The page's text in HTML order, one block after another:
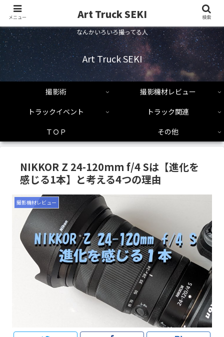
なんかいろいろ撮ってる人
Art Truck SEKI
撮影術
撮影機材レビュー
トラックイベント
トラック関連
ＴＯＰ
その他
NIKKOR Z 24-120mm f/4 Sは【進化を
感じる1本】と考える4つの理由
撮影機材レビュー
メニュー Art Truck SEKI 検索